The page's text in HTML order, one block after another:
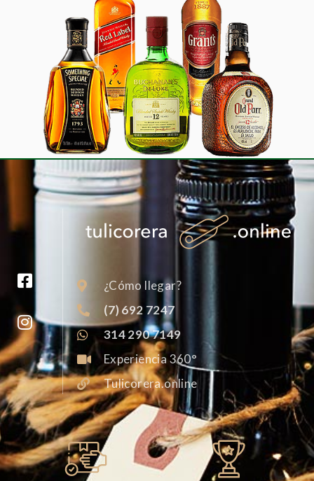
¿Cómo llegar?
(7) 692 7247
314 290 7149
Experiencia 360°
Tulicorera.online